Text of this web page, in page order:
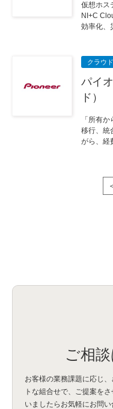
仮想ホス
NI+C
効率化、
クラウド
パイ
ド）
「所有
移行、統
がら、経
＜
ご相
お客様の業務課題に応じ
トな組合せで、
ご提案を
いましたらお気軽にお問い